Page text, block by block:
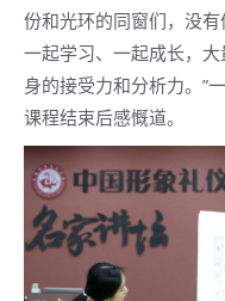
份和光环的同窗们，没
一起学习、一起成长，
身的接受力和分析力。”
课程结束后感慨道。